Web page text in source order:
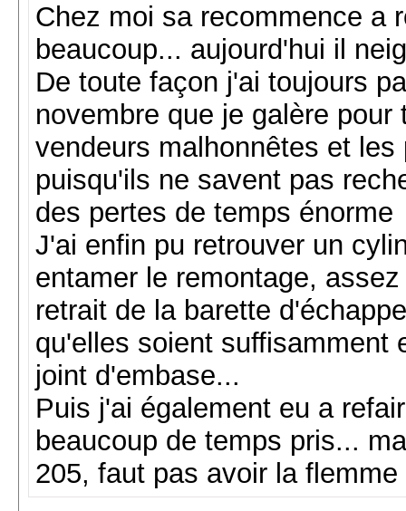
Chez moi sa recommence a
beaucoup... aujourd'hui il
De toute façon j'ai toujours
novembre que je galère
vendeurs malhonnêtes et
puisqu'ils ne savent pas
des pertes de temps énorme
J'ai enfin pu retrouver un
entamer le remontage,
retrait de la barette
qu'elles soient suffisamment
joint d'embase...
Puis j'ai également eu a
beaucoup de temps pris...
205, faut pas avoir la flemme